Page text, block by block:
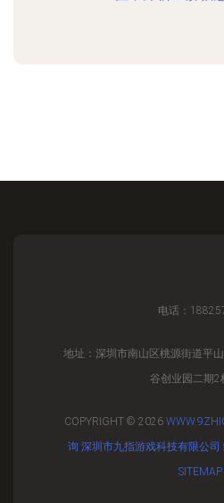
电话：
地址：深圳市南山区桃源街道平
谷创业园二期2
COPYRIGHT © 2026
询 深圳市九指游戏科技有限公司
SITEMAP